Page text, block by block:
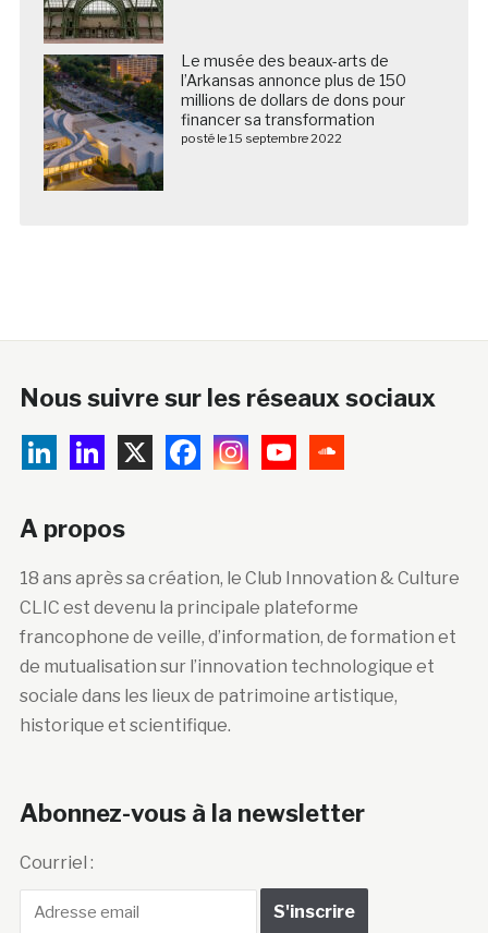
Le musée des beaux-arts de
l’Arkansas annonce plus de 150
millions de dollars de dons pour
financer sa transformation
posté le 15 septembre 2022
Nous suivre sur les réseaux sociaux
A propos
18 ans après sa création, le Club Innovation & Culture
CLIC est devenu la principale plateforme
francophone de veille, d’information, de formation et
de mutualisation sur l’innovation technologique et
sociale dans les lieux de patrimoine artistique,
historique et scientifique.
Abonnez-vous à la newsletter
Courriel :